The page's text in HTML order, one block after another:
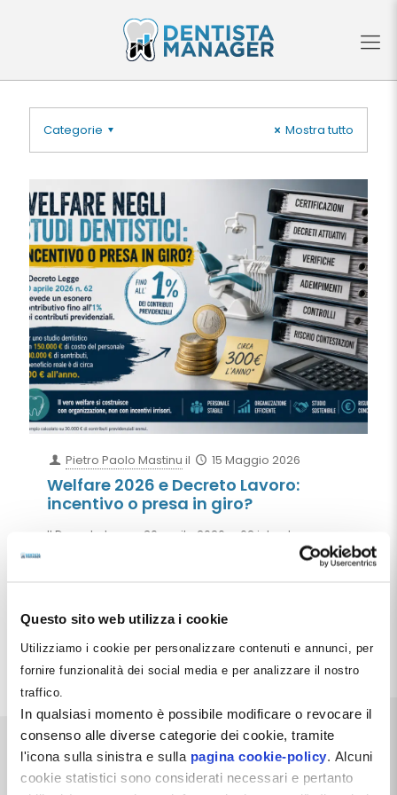
Questo sito web utilizza i cookie
Utilizziamo i cookie per personalizzare contenuti e annunci, per
fornire funzionalità dei social media e per analizzare il nostro
traffico.
In qualsiasi momento è possibile modificare o revocare il
consenso alle diverse categorie dei cookie, tramite
l'icona sulla sinistra e sulla pagina cookie-policy . Alcuni
cookie statistici sono considerati necessari e pertanto
Categorie Mostra tutto
Pietro Paolo Mastinu il 15 Maggio 2026
Welfare 2026 e Decreto Lavoro:
incentivo o presa in giro?
Il Decreto Legge 30 aprile 2026 n. 62 introduce un
incentivo welfare 2026 per le imprese. Ma negli studi
dentistici il beneficio reale rischia di essere minimo:
concreta e senza retorica.